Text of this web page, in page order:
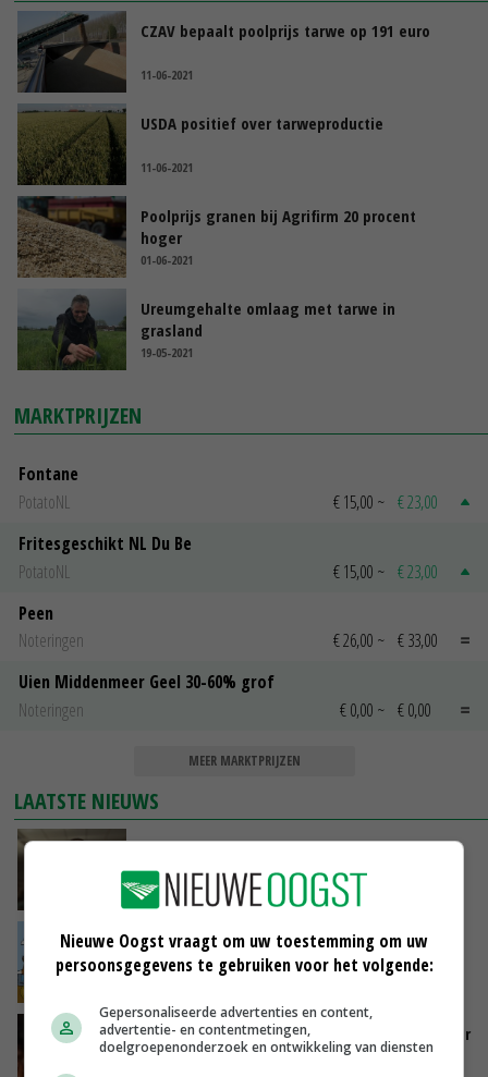
CZAV bepaalt poolprijs tarwe op 191 euro
11-06-2021
USDA positief over tarweproductie
11-06-2021
Poolprijs granen bij Agrifirm 20 procent
hoger
01-06-2021
Ureumgehalte omlaag met tarwe in
grasland
19-05-2021
MARKTPRIJZEN
Fontane
PotatoNL
€ 15,00 ~ € 23,00
Fritesgeschikt NL Du Be
PotatoNL
€ 15,00 ~ € 23,00
Peen
Noteringen
€ 26,00 ~ € 33,00
Uien Middenmeer Geel 30-60% grof
Noteringen
€ 0,00 ~ € 0,00
MEER MARKTPRIJZEN
LAATSTE NIEUWS
‘Samenwerking A-ware en Amalthea gaat
zorgen voor meer balans’
GISTEREN, 16:01
Internationale vraag naar geitenzuivel blijft
groot: Nederland in Europese top
Vlaamse varkensstapel krimpt, pluimveesector
groeit door schaalvergroting
Nieuwe Oogst vraagt om uw toestemming om uw
persoonsgegevens te gebruiken voor het volgende:
Gepersonaliseerde advertenties en content,
advertentie- en contentmetingen,
doelgroepenonderzoek en ontwikkeling van diensten